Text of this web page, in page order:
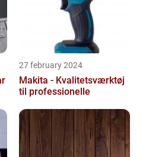
27 february 2024
Makita - Kvalitetsværktøj
til professionelle